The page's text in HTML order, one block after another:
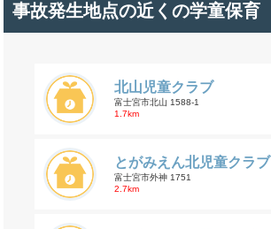
事故発生地点の近くの学童保育
北山児童クラブ
富士宮市北山 1588-1
1.7km
とがみえん北児童クラブ
富士宮市外神 1751
2.7km